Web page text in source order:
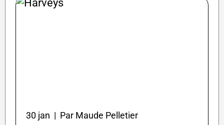
30 jan | Par Maude Pelletier